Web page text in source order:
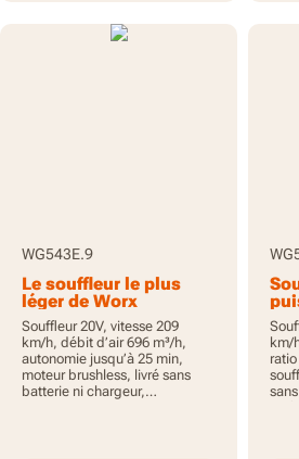
WG543E.9
Le souffleur le plus
léger de Worx
Souffleur 20V, vitesse 209
km/h, débit d’air 696 m³/h,
autonomie jusqu’à 25 min,
moteur brushless, livré sans
batterie ni chargeur,
km/